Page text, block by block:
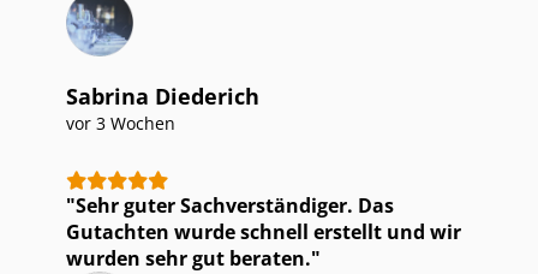
Sabrina Diederich
vor 3 Wochen
Sehr guter Sach­ver­stän­di­ger. Das
Gutachten wurde schnell erstellt und wir
wurden sehr gut beraten.